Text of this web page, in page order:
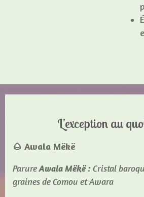
L’exception au
🌰 Awala Mëkë
ParureAwala Mëkë : Cristal
graines de Comou et Awara